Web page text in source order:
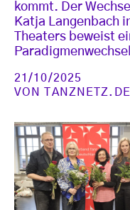
kommt. Der
Katja Langenbach
Theaters beweist
21/10/2025
VON